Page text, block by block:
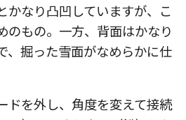
かなり凸凹していますが、こ
のもの。一方、背面はかなり
、掘った雪面がなめらかに仕
ドを外し、角度を変えて接続